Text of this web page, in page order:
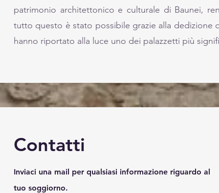
patrimonio architettonico e culturale di Baunei,
tutto questo è stato possibile grazie alla
hanno riportato alla luce uno dei palazzetti più
Contatti
Inviaci una mail per qualsiasi informazione riguardo al
tuo soggiorno.